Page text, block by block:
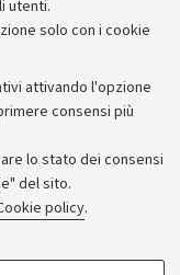
utenti.
solo con i cookie
attivando l'opzione
consensi più
lo stato dei consensi
del sito.
policy.